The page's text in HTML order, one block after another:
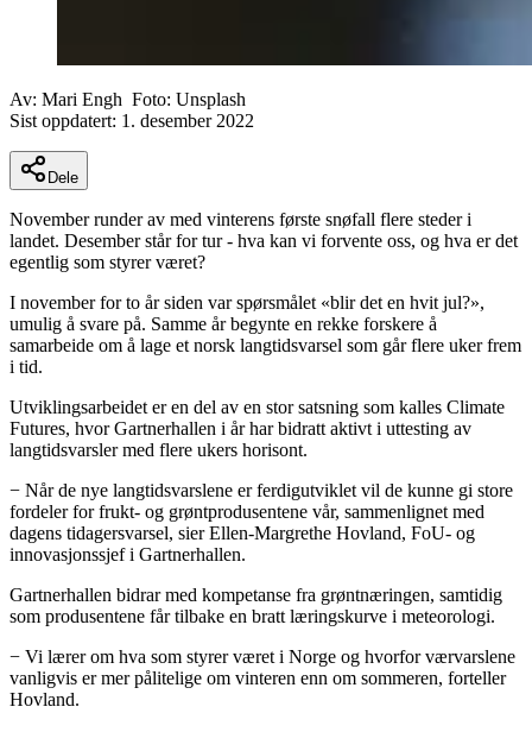
Av: Mari Engh Foto: Unsplash
Sist oppdatert: 1. desember 2022
Dele
November runder av med vinterens første snøfall flere steder i
landet. Desember står for tur - hva kan vi forvente oss, og hva er det
egentlig som styrer været?
I november for to år siden var spørsmålet «blir det en hvit jul?»,
umulig å svare på. Samme år begynte en rekke forskere å
samarbeide om å lage et norsk langtidsvarsel som går flere uker frem
i tid.
Utviklingsarbeidet er en del av en stor satsning som kalles Climate
Futures, hvor Gartnerhallen i år har bidratt aktivt i uttesting av
langtidsvarsler med flere ukers horisont.
− Når de nye langtidsvarslene er ferdigutviklet vil de kunne gi store
fordeler for frukt- og grøntprodusentene vår, sammenlignet med
dagens tidagersvarsel, sier Ellen-Margrethe Hovland, FoU- og
innovasjonssjef i Gartnerhallen.
Gartnerhallen bidrar med kompetanse fra grøntnæringen, samtidig
som produsentene får tilbake en bratt læringskurve i meteorologi.
− Vi lærer om hva som styrer været i Norge og hvorfor værvarslene
vanligvis er mer pålitelige om vinteren enn om sommeren, forteller
Hovland.